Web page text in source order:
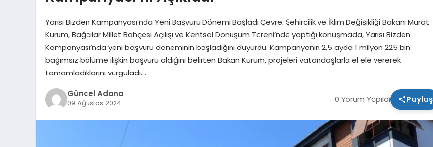
Yarısı Bizden Kampanyası’nda Yeni Başvuru Dönemi Başladı Çevre, Şehircilik ve İklim Değişikliği Bakanı Murat
Kurum, Bağcılar Millet Bahçesi Açılışı ve Kentsel Dönüşüm Töreni’nde yaptığı konuşmada, Yarısı Bizden
Kampanyası’nda yeni başvuru döneminin başladığını duyurdu. Kampanyanın 2,5 ayda 1 milyon 225 bin
bağımsız bölüme ilişkin başvuru aldığını belirten Bakan Kurum, projeleri vatandaşlarla el ele vererek
tamamladıklarını vurguladı….
Güncel Adana
09 Ağustos 2024 0 Yorum Yapıldı Paylaş